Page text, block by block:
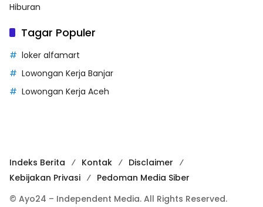
Hiburan
Tagar Populer
loker alfamart
Lowongan Kerja Banjar
Lowongan Kerja Aceh
Indeks Berita Kontak
Disclaimer
Kebijakan Privasi
Pedoman Media Siber
© Ayo24 – Independent Media. All Rights Reserved.